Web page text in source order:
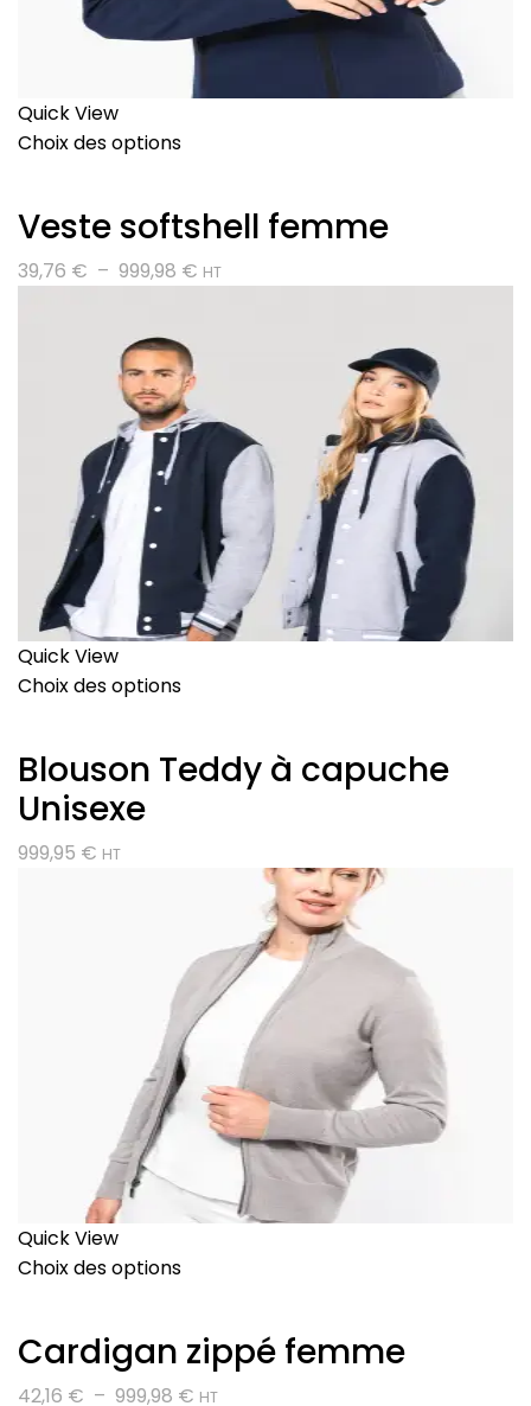
Quick View
Choix des options
Veste softshell femme
39,76 € – 999,98 € Plage
999,98 €
HT
Quick View
Choix des options
Blouson Teddy à capuche
Unisexe
999,95 € HT
Quick View
Choix des options
Cardigan zippé femme
42,16 € – 999,98 € Plage
HT